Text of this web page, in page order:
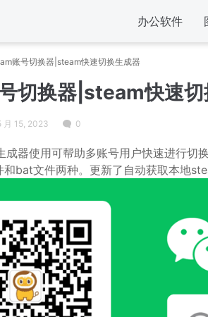
办公软件
账号切换器|steam快速切换生成器
切换器|steam快速切
月 15, 2023 0
成器使用可帮助多账号用户快速进行切
bat文件两种。更新了自动获取本地